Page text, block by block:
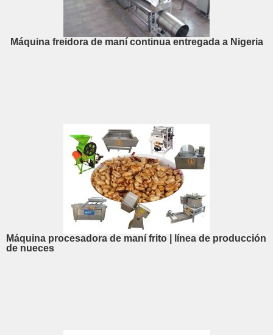
Máquina freidora de maní continua entregada a Nigeria
Máquina procesadora de maní frito | línea de producción
de nueces